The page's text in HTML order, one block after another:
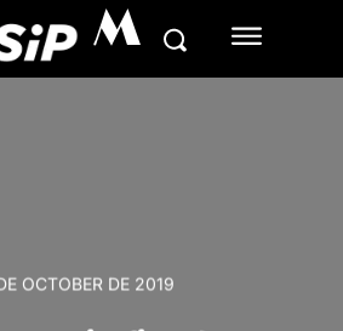
M
OCTOBER DE 2019